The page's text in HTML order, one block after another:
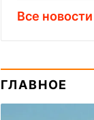
Все новости
ГЛАВНОЕ